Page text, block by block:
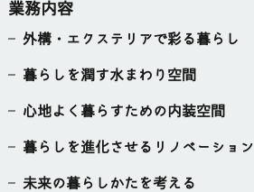
業務内容
外構・エクステリアで彩る暮らし
暮らしを潤す水まわり空間
心地よく暮らすための内装空間
暮らしを進化させるリノベーション
未来の暮らしかたを考える